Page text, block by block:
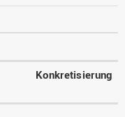
Konkretisierung